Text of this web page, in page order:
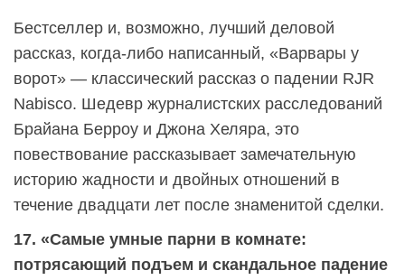
Бестселлер и, возможно, лучший деловой
рассказ, когда-либо написанный, «Варвары у
ворот» — классический рассказ о падении RJR
Nabisco. Шедевр журналистских расследований
Брайана Берроу и Джона Хеляра, это
повествование рассказывает замечательную
историю жадности и двойных отношений в
течение двадцати лет после знаменитой сделки.
17. «Самые умные парни в комнате:
потрясающий подъем и скандальное падение